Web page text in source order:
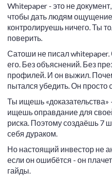
Whitepaper - это не
чтобы дать людям
контролируешь ничего. Ты
поверить.
Сатоши не писал whitepaper.
его. Без объяснений. Без
профилей. И он выжил.
пытался убедить. Он просто
Ты ищешь «доказательства»
ищешь оправдание для
риска. Поэтому создаёшь 7
себя дураком.
Но настоящий инвестор не
если он ошибётся - он
гайды.